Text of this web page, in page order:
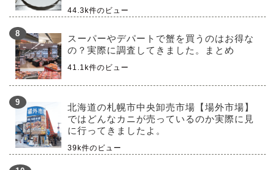
44.3k件のビュー
スーパーやデパートで蟹を買うのはお得な
の？実際に調査してきました。まとめ
41.1k件のビュー
北海道の札幌市中央卸売市場【場外市場】
ではどんなカニが売っているのか実際に見
に行ってきましたよ。
39k件のビュー